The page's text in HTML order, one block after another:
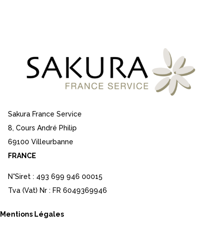
Sakura France Service
8, Cours André Philip
69100 Villeurbanne
FRANCE
N°Siret : 493 699 946 00015
Tva (Vat) Nr : FR 6049369946
Mentions Légales